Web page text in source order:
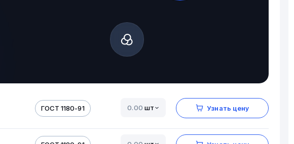
ГОСТ 1180-91 шт Узнать цену